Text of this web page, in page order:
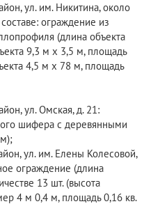
ул. им. Никитина, около
ограждение из
(длина объекта
9,3 м х 3,5 м, площадь
4,5 м х 78 м, площадь
ул. Омская, д. 21:
шифера с деревянными
ул. им. Елены Колесовой,
ограждение (длина
13 шт. (высота
4 м 0,4 м, площадь 0,16 кв.